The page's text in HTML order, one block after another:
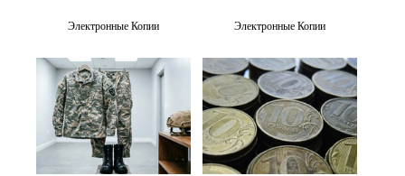
Электронные Копии Электронные Копии